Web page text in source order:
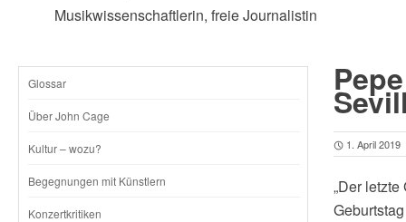
Musikwissenschaftlerin, freie Journalistin
SKIP
CONTENT
Glossar
Über John Cage
Kultur – wozu?
Begegnungen mit Künstlern
Konzertkritiken
1. April 2019
„Der